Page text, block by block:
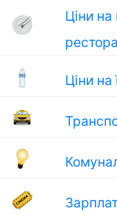
Ціни на
Ціни на